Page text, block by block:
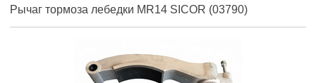
Рычаг тормоза лебедки MR14 SICOR (03790)